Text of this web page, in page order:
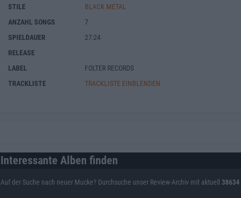
STILE
BLACK METAL
ANZAHL SONGS
7
SPIELDAUER
27:24
RELEASE
LABEL
FOLTER RECORDS
TRACKLISTE
TRACKLISTE EINBLENDEN
Interessante Alben finden
Auf der Suche nach neuer Mucke? Durchsuche unser Review-Archiv mit aktuell 38634